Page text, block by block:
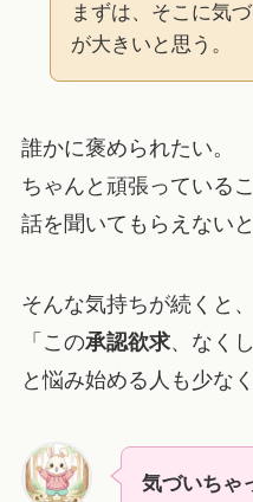
まずは、そこに気
が大きいと思う。
誰かに褒められたい。
ちゃんと頑張っている
話を聞いてもらえない
そんな気持ちが続くと、
「この承認欲求、なく
と悩み始める人も少な
気づいちゃ